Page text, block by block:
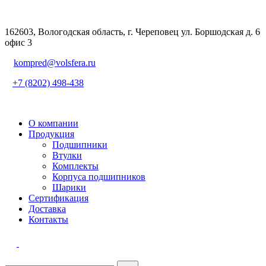
162603, Вологодская область, г. Череповец ул. Боршодская д. 6
офис 3
kompred@volsfera.ru
+7 (8202) 498-438
О компании
Продукция
Подшипники
Втулки
Комплекты
Корпуса подшипников
Шарики
Сертификация
Доставка
Контакты